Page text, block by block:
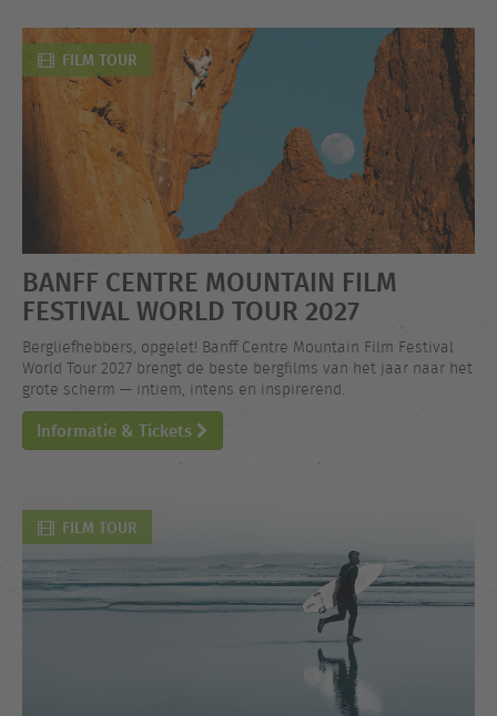
FILM TOUR
BANFF CENTRE MOUNTAIN FILM
FESTIVAL WORLD TOUR 2027
Bergliefhebbers, opgelet! Banff Centre Mountain Film Festival
World Tour 2027 brengt de beste bergfilms van het jaar naar het
grote scherm — intiem, intens en inspirerend.
Informatie & Tickets
FILM TOUR